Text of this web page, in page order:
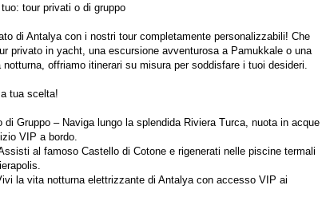
tour privati ​​o di gruppo
di Antalya con i nostri tour completamente personalizzabili! Che
privato in yacht, una escursione avventurosa a Pamukkale o una
offriamo itinerari su misura per soddisfare i tuoi desideri.
tua scelta!
di Gruppo – Naviga lungo la splendida Riviera Turca, nuota in acque
VIP a bordo.
al famoso Castello di Cotone e rigenerati nelle piscine termali
la vita notturna elettrizzante di Antalya con accesso VIP ai